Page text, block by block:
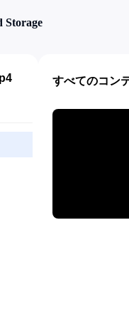
Storage
すべてのコン